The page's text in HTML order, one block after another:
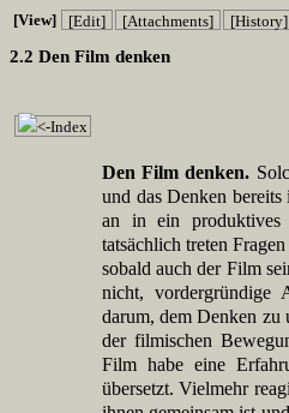
[View] [Edit] [Attachments] [History]
2.2 Den Film denken
<-Index
Den Film denken.
und das Denken
an in ein produktives
tatsächlich treten
sobald auch der Film
nicht, vordergründige
darum, dem Denken zu
der filmischen
Film habe eine
übersetzt. Vielmehr